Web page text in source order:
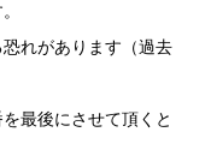
れがあります（過去
最後にさせて頂くと